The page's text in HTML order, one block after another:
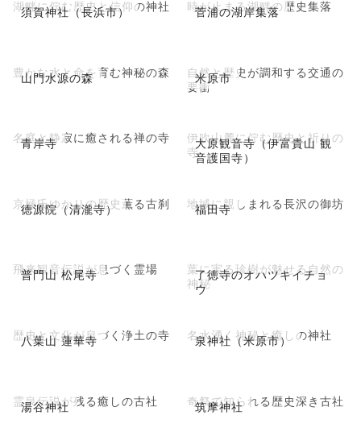
須賀神社（長浜市）
湖畔に佇む歴史と信仰の神社 菅浦の湖岸集落
時が止まる湖畔の歴史集落
山門水源の森
豊かな水と命を育む神秘の森 米原市
自然と歴史が調和する交通の
要衝
青岸寺
名庭と静寂に癒される禅の寺
大原観音寺（伊富貴山 観
音護国寺）
伊吹山麓に佇む歴史と祈りの
寺
徳源院（清瀧寺）
京極氏ゆかりの歴史薫る古刹 福田寺
地域に親しまれる長沢の御坊
普門山 松尾寺
飛来観音伝説が息づく霊場
了徳寺のオハツキイチョ
ウ
葉に実る珍樹が魅せる自然の
神秘
八葉山 蓮華寺
歴史と文化が息づく浄土の寺 泉神社（米原市）
名水湧く神秘と癒しの神社
湯谷神社
霊泉伝説が残る癒しの古社 筑摩神社
奇祭で知られる歴史深き古社